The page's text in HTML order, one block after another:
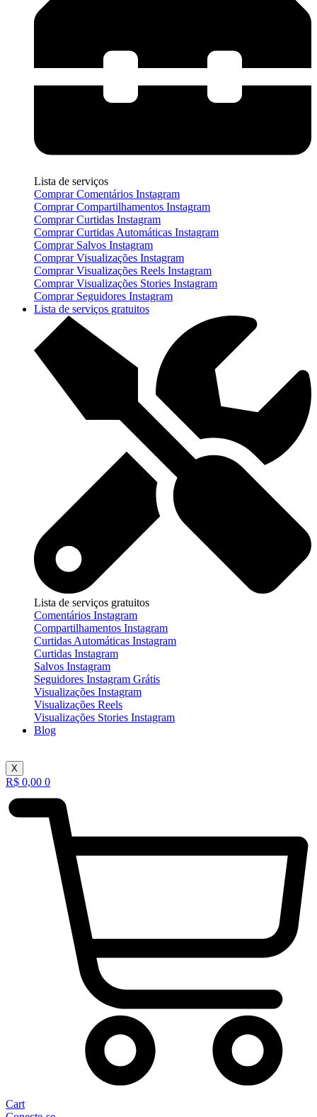
Lista de serviços
Comprar Comentários Instagram
Comprar Compartilhamentos Instagram
Comprar Curtidas Instagram
Comprar Curtidas Automáticas Instagram
Comprar Salvos Instagram
Comprar Visualizações Instagram
Comprar Visualizações Reels Instagram
Comprar Visualizações Stories Instagram
Comprar Seguidores Instagram
Lista de serviços gratuitos
Lista de serviços gratuitos
Comentários Instagram
Compartilhamentos Instagram
Curtidas Automáticas Instagram
Curtidas Instagram
Salvos Instagram
Seguidores Instagram Grátis
Visualizações Instagram
Visualizações Reels
Visualizações Stories Instagram
Blog
X
R$ 0,00 0
Cart